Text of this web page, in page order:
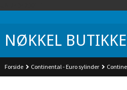
NØKKEL
Forside Continental - Euro sylinder